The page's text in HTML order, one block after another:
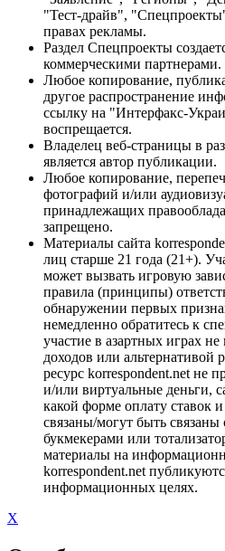
"Тест-драйв",
правах рекламы.
Раздел Спецпроекты
коммерческими партнерами.
Любое копирование,
другое распространение
ссылку на "Интерфакс-
воспрещается.
Владелец веб-страницы в
является автор публикации.
Любое копирование,
фотографий и/или
принадлежащих
запрещено.
Материалы сайта
лиц старше 21 года (21+).
может вызвать игровую
правила (принципы)
обнаружении первых
немедленно обратитесь к
участие в азартных играх
доходов или
ресурс korrespondent.net не
и/или виртуальные деньги,
какой форме оплату ставок
связаны/могут быть
букмекерами или
материалы на
korrespondent.net
информационных целях.
X